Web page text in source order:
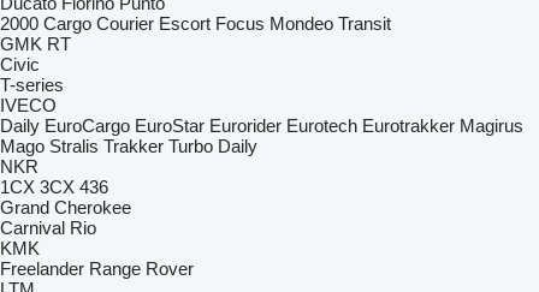
2000 Cargo Courier Escort Focus Mondeo Transit
GMK RT
Civic
T-series
IVECO
Daily EuroCargo EuroStar Eurorider Eurotech Eurotrakker Magirus
Mago Stralis Trakker Turbo Daily
NKR
1CX 3CX 436
Grand Cherokee
Carnival Rio
KMK
Freelander Range Rover